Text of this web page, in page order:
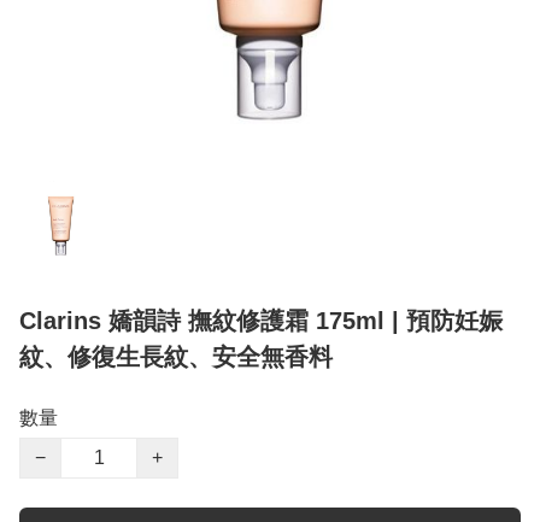
Clarins 嬌韻詩 撫紋修護霜 175ml | 預防妊娠
紋、修復生長紋、安全無香料
數量
−
+